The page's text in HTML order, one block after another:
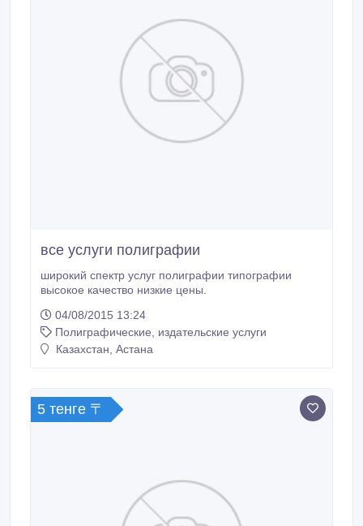
все услуги полиграфии
широкий спектр услуг полиграфии типографии
высокое качество низкие цены.
04/08/2015 13:24
Полиграфические, издательские услуги
Казахстан, Астана
5 тенге 〒